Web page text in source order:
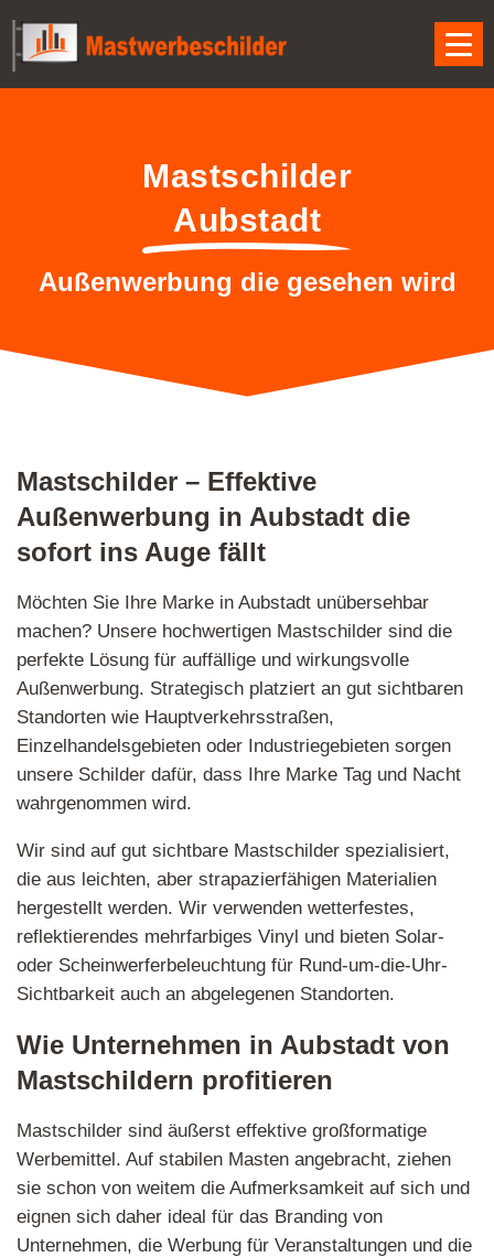
Mastschilder
Aubstadt
Außenwerbung die gesehen wird
Mastschilder – Effektive
Außenwerbung in Aubstadt die
sofort ins Auge fällt
Möchten Sie Ihre Marke in Aubstadt unübersehbar
machen? Unsere hochwertigen Mastschilder sind die
perfekte Lösung für auffällige und wirkungsvolle
Außenwerbung. Strategisch platziert an gut sichtbaren
Standorten wie Hauptverkehrsstraßen,
Einzelhandelsgebieten oder Industriegebieten sorgen
unsere Schilder dafür, dass Ihre Marke Tag und Nacht
wahrgenommen wird.
Wir sind auf gut sichtbare Mastschilder spezialisiert,
die aus leichten, aber strapazierfähigen Materialien
hergestellt werden. Wir verwenden wetterfestes,
reflektierendes mehrfarbiges Vinyl und bieten Solar-
oder Scheinwerferbeleuchtung für Rund-um-die-Uhr-
Sichtbarkeit auch an abgelegenen Standorten.
Wie Unternehmen in Aubstadt von
Mastschildern profitieren
Mastschilder sind äußerst effektive großformatige
Werbemittel. Auf stabilen Masten angebracht, ziehen
sie schon von weitem die Aufmerksamkeit auf sich und
eignen sich daher ideal für das Branding von
Unternehmen, die Werbung für Veranstaltungen und die